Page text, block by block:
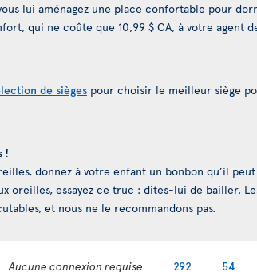
lui aménagez une place confortable pour
qui ne coûte que 10,99 $ CA, à votre agent
de sièges pour choisir le meilleur siège
!
donnez à votre enfant un bonbon qu’il
oreilles, essayez ce truc : dites-lui de bailler.
et nous ne le recommandons pas.
Aucune connexion requise 292 54